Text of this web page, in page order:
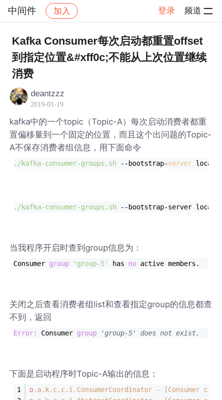
中间件 加入 登录 频道
社区 中间件 帖子详情
Kafka Consumer每次启动都重置offset
到指定位置&#xff0c;不能从上次位置继续
消费
deantzzz
2019-01-19
kafka中的一个topic（Topic-A）每次启动消费者都重
置偏移量到一个固定的位置，而且这个出问题的Topic-
A不保存消费者组信息，用下面命令
./kafka-consumer-groups.sh --bootstrap-server
./kafka-consumer-groups.sh --bootstrap-server
当我程序开启时查到group信息为：
Consumer group 'group-5' has no active members.
关闭之后查看消费者组list和查看指定group的信息都查
不到，返回
Error: Consumer group 'group-5' does not exist.
下面是启动程序时Topic-A输出的信息：
o.a.k.c.c.i .ConsumerCoordinator -
[Consumer